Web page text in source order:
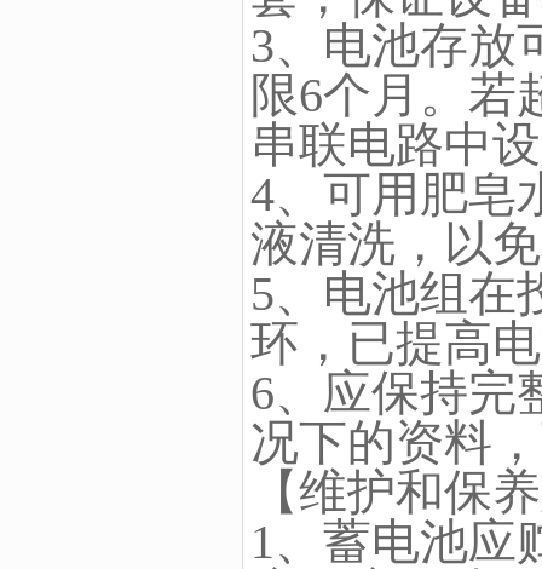
3、电池存
限6个月。若
串联电路中
4、可用肥皂
液清洗，以
5、电池组在
环，已提高
6、应保持完
况下的资料
【维护和保
1、蓄电池应